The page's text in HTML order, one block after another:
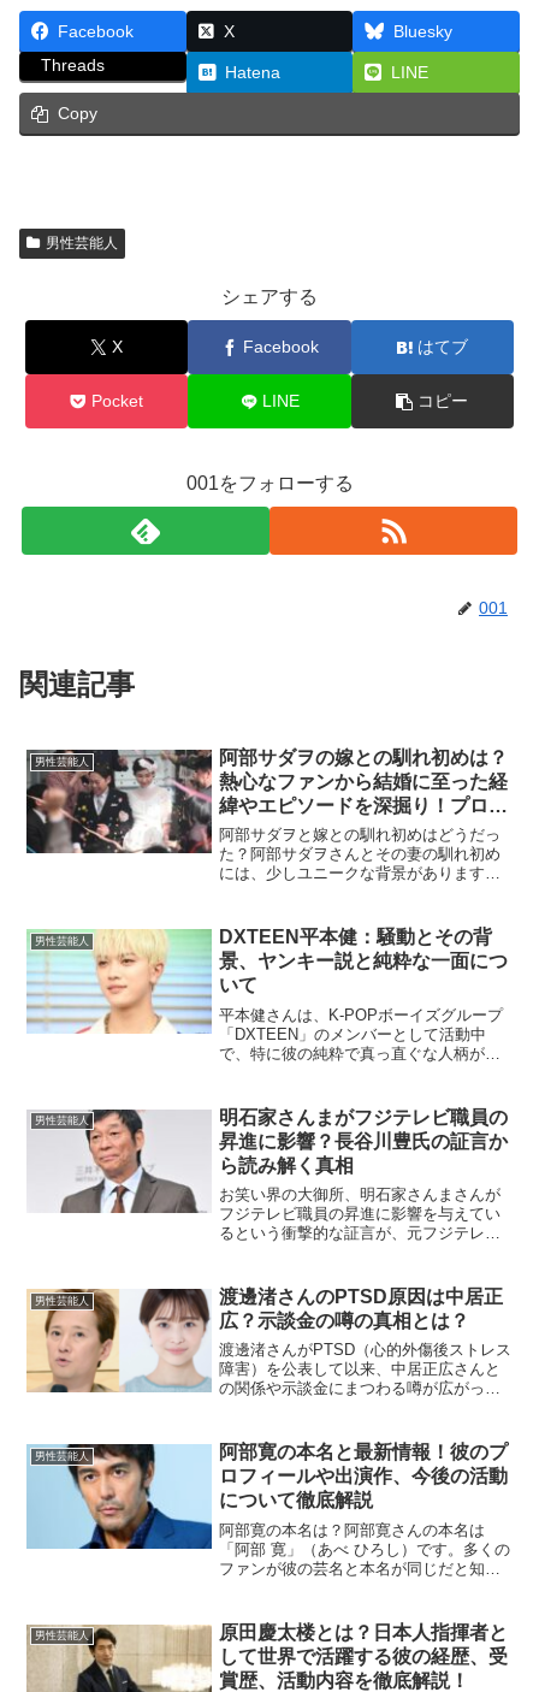
Facebook X
Bluesky
Threads
Hatena LINE
Copy
男性芸能人
シェアする
X Facebook はてブ
Pocket LINE コピー
001をフォローする
001
関連記事
男性芸能人
阿部サダヲの嫁との馴れ初めは？
熱心なファンから結婚に至った経
緯やエピソードを深掘り！プロポ
ーズの裏側や夫婦の関係性につい
ても
阿部サダヲと嫁との馴れ初めはどうだっ
た？阿部サダヲさんとその妻の馴れ初め
には、少しユニークな背景があります。
打ち上げには毎回顔を出していたと言わ
れています。そのため、阿部...
男性芸能人
DXTEEN平本健：騒動とその背
景、ヤンキー説と純粋な一面につ
いて
平本健さんは、K-POPボーイズグループ
「DXTEEN」のメンバーとして活動中
で、特に彼の純粋で真っ直ぐな人柄がフ
といった噂もあり、彼のイメージについ
て注目が集まっていま...
男性芸能人
明石家さんまがフジテレビ職員の
昇進に影響？長谷川豊氏の証言か
ら読み解く真相
お笑い界の大御所、明石家さんまさんが
フジテレビ職員の昇進に影響を与えてい
るという衝撃的な証言が、元フジテレビ
について、これまで語られることのなか
ったタブーに触れる内容と...
男性芸能人
渡邊渚さんのPTSD原因は中居正
広？示談金の噂の真相とは？
渡邊渚さんがPTSD（心的外傷後ストレス
障害）を公表して以来、中居正広さんと
の関係や示談金にまつわる噂が広がって
では、渡邊渚さんの状況や関連する噂に
ついて詳しく解説しま...
男性芸能人
阿部寛の本名と最新情報！彼のプ
ロフィールや出演作、今後の活動
について徹底解説
阿部寛の本名は？阿部寛さんの本名は
「阿部 寛」（あべ ひろし）です。多くの
ファンが彼の芸名と本名が同じだと知っ
す。彼の名前は、日本国内だけでなく、
海外のファンからも認識...
男性芸能人
原田慶太楼とは？日本人指揮者と
して世界で活躍する彼の経歴、受
賞歴、活動内容を徹底解説！